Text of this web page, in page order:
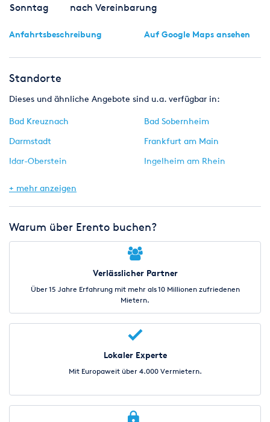
Sonntag
nach Vereinbarung
Anfahrtsbeschreibung Auf Google Maps ansehen
Standorte
Dieses und ähnliche Angebote sind u.a. verfügbar in:
Bad Kreuznach
Bad Sobernheim
Darmstadt
Frankfurt am Main
Idar-Oberstein
Ingelheim am Rhein
+ mehr anzeigen
Warum über Erento buchen?
Verlässlicher Partner
Über 15 Jahre Erfahrung mit mehr als 10 Millionen zufriedenen
Mietern.
Lokaler Experte
Mit Europaweit über 4.000 Vermietern.